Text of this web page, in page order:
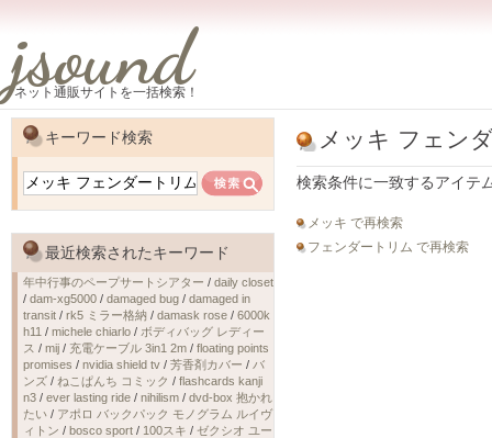
jsound
ネット通販サイトを一括検索！
メッキ フェン
検索条件に一致するアイテ
メッキ で再検索
フェンダートリム で再検索
キーワード検索
最近検索されたキーワード
年中行事のペープサートシアター / daily closet
/ dam-xg5000 / damaged bug / damaged in
transit / rk5 ミラー格納 / damask rose / 6000k
h11 / michele chiarlo / ボディバッグ レディー
ス / mij / 充電ケーブル 3in1 2m / floating points
promises / nvidia shield tv / 芳香剤カバー / バ
ンズ / ねこぱんち コミック / flashcards kanji
n3 / ever lasting ride / nihilism / dvd-box 抱かれ
たい / アポロ バックパック モノグラム ルイヴ
ィトン / bosco sport / 100スキ / ゼクシオ ユー